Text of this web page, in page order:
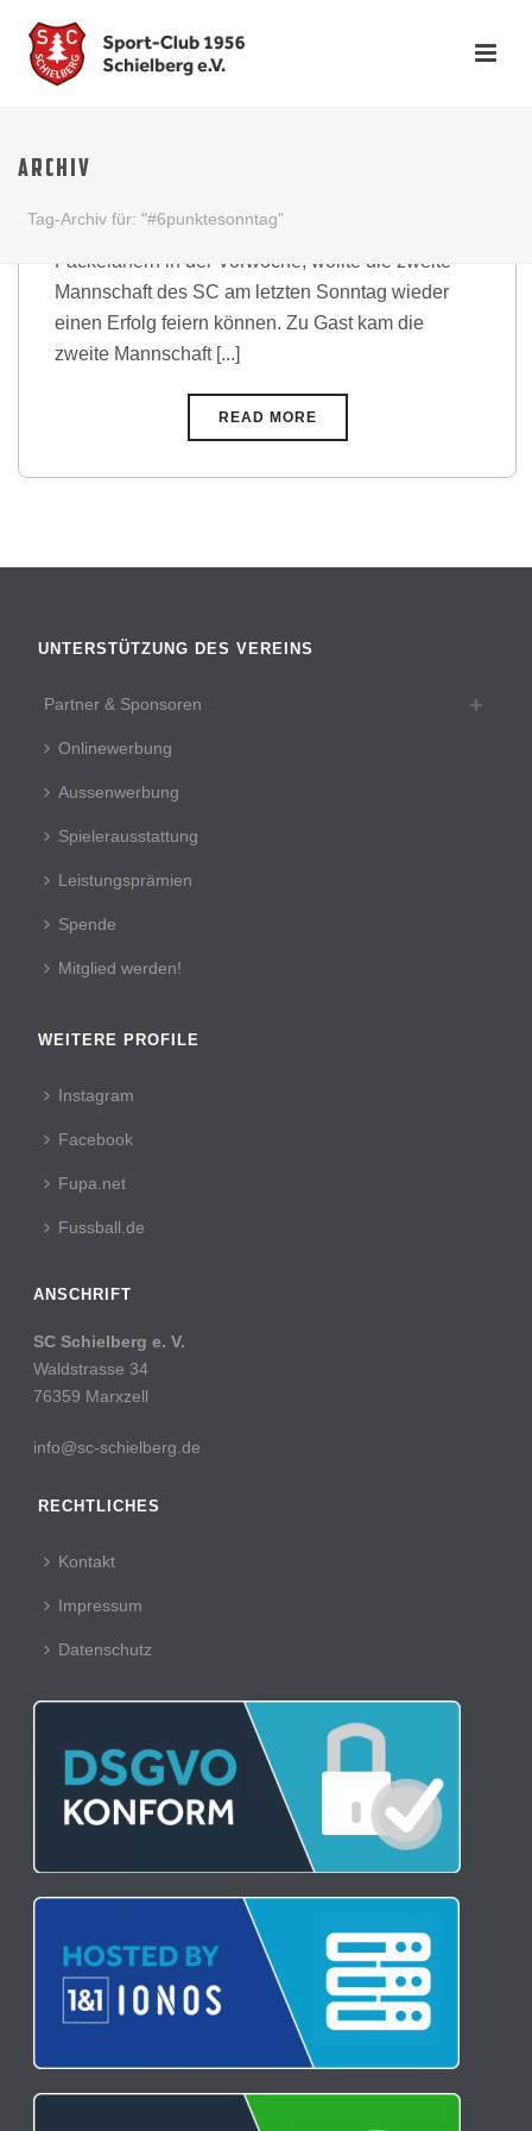
ARCHIV
Tag-Archiv für: "#6punktesonntag"
Karlsruhe-Ost
Nach der knappen Niederlage bei starken
Fackelanern in der Vorwoche, wollte die zweite
Mannschaft des SC am letzten Sonntag wieder
einen Erfolg feiern können. Zu Gast kam die
zweite Mannschaft [...]
READ MORE
UNTERSTÜTZUNG DES VEREINS
Partner & Sponsoren
Onlinewerbung
Aussenwerbung
Spielerausstattung
Leistungsprämien
Spende
Mitglied werden!
WEITERE PROFILE
Instagram
Facebook
Fupa.net
Fussball.de
ANSCHRIFT
SC Schielberg e. V.
Waldstrasse 34
76359 Marxzell
info@sc-schielberg.de
RECHTLICHES
Kontakt
Impressum
Datenschutz